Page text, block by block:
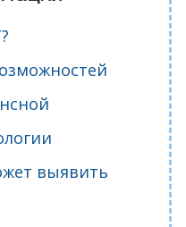
выявить